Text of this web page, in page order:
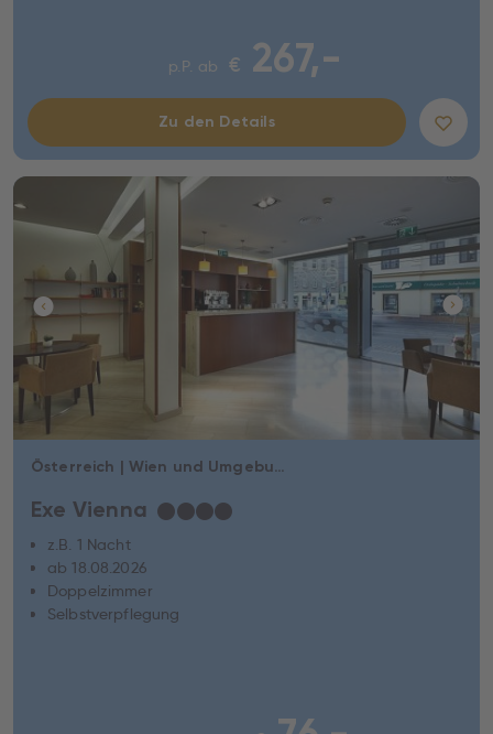
p.P. ab € 267,-
Zu den Details
Österreich | Wien und Umgebung | Wien
Exe Vienna ★★★★
z.B. 1 Nacht
ab 18.08.2026
Doppelzimmer
Selbstverpflegung